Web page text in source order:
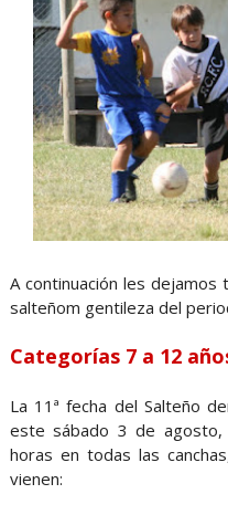
A continuación les
salteñom gentileza del
Categorías 7 a 12
La 11ª fecha del Salteño
este sábado 3 de agosto,
horas en todas las
vienen: